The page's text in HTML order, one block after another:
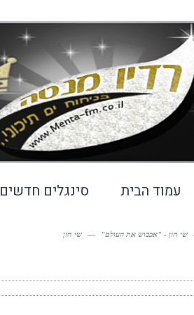
עמוד הבית סינגלים חדשים
שי חזן - "אכבוש את העולם" — שי חזן